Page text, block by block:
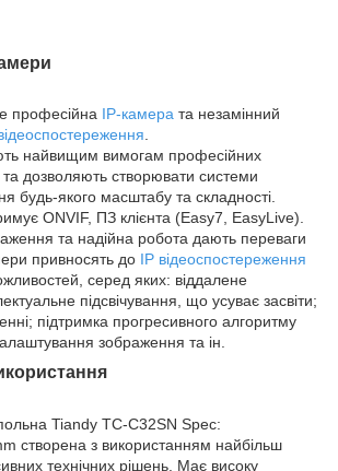
професійна IP-камера та незамінний
найвищим вимогам професійних
дозволяють створювати системи
будь-якого масштабу та складності.
ONVIF, ПЗ клієнта (Easy7, EasyLive).
та надійна робота дають переваги
привносять до IP відеоспостереження
серед яких: віддалене
підсвічування, що усуває засвіти;
підтримка прогресивного алгоритму
зображення та ін.
Tiandy TC-C32SN Spec:
створена з використанням найбільш
технічних рішень. Має високу